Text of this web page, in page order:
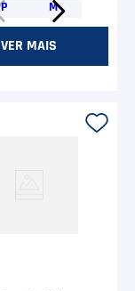
P M
VER MAIS